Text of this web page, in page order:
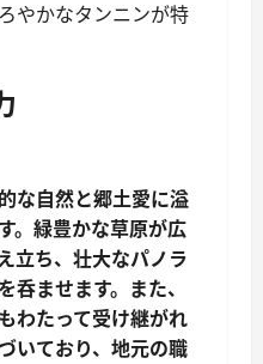
やかなタンニンが特
な自然と郷土愛に溢
。緑豊かな草原が広
立ち、 壮大なパノラ
呑ませます。また、
わたって受け継がれ
いており、地元の職